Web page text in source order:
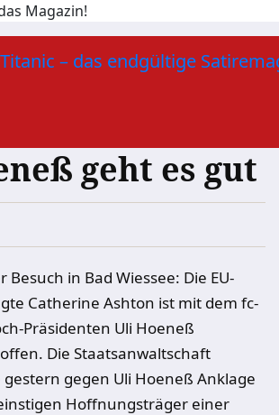
geht es gut
Besuch in Bad Wiessee: Die EU-
Catherine Ashton ist mit dem fc-
Präsidenten Uli Hoeneß
Die Staatsanwaltschaft
gegen Uli Hoeneß Anklage
Hoffnungsträger einer